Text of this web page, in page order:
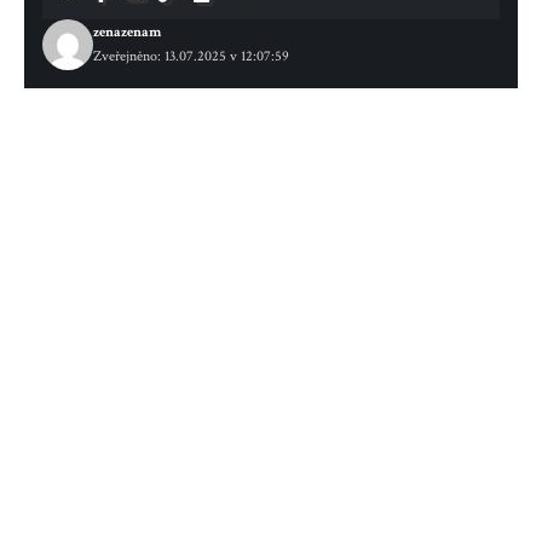
Zveřejněno: 13.07.2025 v 12:07:59
zenazenam